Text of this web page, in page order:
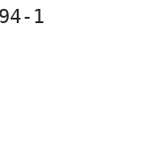
1